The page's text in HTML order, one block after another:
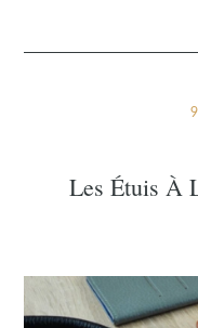
Les Étuis À